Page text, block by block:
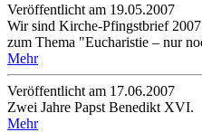
Veröffentlicht am 19­.05.2007
Wir sind Kirche-Pfingstbrief 2007
zum Thema "Eucharistie – nur
Mehr
Veröffentlicht am 17­.06.2007
Zwei Jahre Papst Benedikt XVI.
Mehr